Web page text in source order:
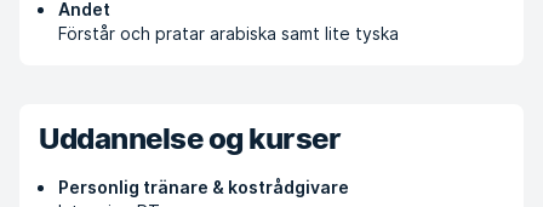
Andet
Förstår och pratar arabiska samt lite tyska
Uddannelse og kurser
Personlig tränare & kostrådgivare